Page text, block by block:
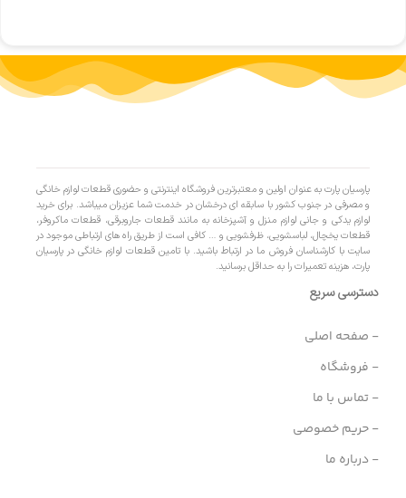
پارسیان پارت به عنوان اولین و معتبرترین فروشگاه اینترنتی و حضوری قطعات لوازم خانگی
و مصرفی در جنوب کشور با سابقه ای درخشان در خدمت شما عزیزان میباشد. برای خرید
لوازم یدکی و جانی لوازم منزل و آشپزخانه به مانند قطعات جاروبرقی، قطعات ماکروفر،
قطعات یخچال، لباسشویی، ظرفشویی و … کافی است از طریق راه های ارتباطی موجود در
سایت با کارشناسان فروش ما در ارتباط باشید. با تامین قطعات لوازم خانگی در پارسیان
پارت، هزینه تعمیرات را به حداقل برسانید.
دسترسی سریع
- صفحه اصلی
- فروشگاه
- تماس با ما
- حریم خصوصی
- درباره ما